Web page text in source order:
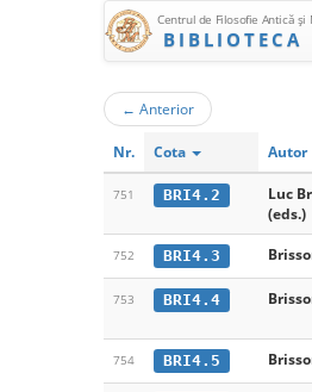
Centrul de Filosofie Antică şi
BIBLIOTECA
← Anterior
Nr. Cota Autor
751 BRI4.2
Luc
(eds.)
752 BRI4.3
753 BRI4.4
754 BRI4.5